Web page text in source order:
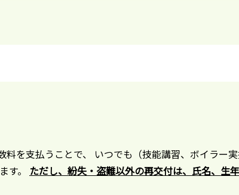
を支払うことで、 いつでも（技能講習、ボイラー
す。 ただし、紛失・盗難以外の再交付は、氏名、生